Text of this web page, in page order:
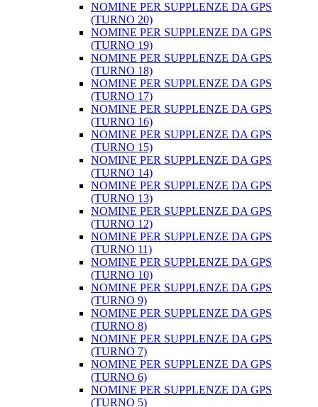
NOMINE PER SUPPLENZE DA GPS
(TURNO 20)
NOMINE PER SUPPLENZE DA GPS
(TURNO 19)
NOMINE PER SUPPLENZE DA GPS
(TURNO 18)
NOMINE PER SUPPLENZE DA GPS
(TURNO 17)
NOMINE PER SUPPLENZE DA GPS
(TURNO 16)
NOMINE PER SUPPLENZE DA GPS
(TURNO 15)
NOMINE PER SUPPLENZE DA GPS
(TURNO 14)
NOMINE PER SUPPLENZE DA GPS
(TURNO 13)
NOMINE PER SUPPLENZE DA GPS
(TURNO 12)
NOMINE PER SUPPLENZE DA GPS
(TURNO 11)
NOMINE PER SUPPLENZE DA GPS
(TURNO 10)
NOMINE PER SUPPLENZE DA GPS
(TURNO 9)
NOMINE PER SUPPLENZE DA GPS
(TURNO 8)
NOMINE PER SUPPLENZE DA GPS
(TURNO 7)
NOMINE PER SUPPLENZE DA GPS
(TURNO 6)
NOMINE PER SUPPLENZE DA GPS
(TURNO 5)